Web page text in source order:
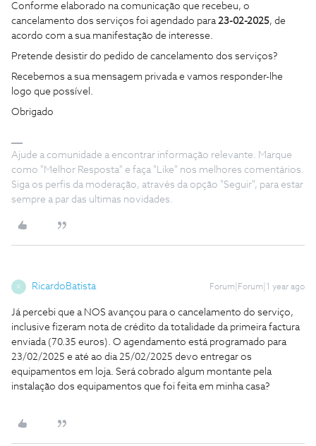
Conforme elaborado na comunicação que recebeu, o
cancelamento dos serviços foi agendado para23-02-2025, de
acordo com a sua manifestação de interesse.
Pretende desistir do pedido de cancelamento dos serviços?
Recebemos a sua mensagem privada e vamos responder-lhe
logo que possível.
Obrigado
Ajude a comunidade a encontrar informação relevante. Marque
como "Melhor Resposta" e faça "Like" nos melhores comentários.
Siga os perfis da moderação, através da opção "Seguir", para estar
sempre a par das ultimas novidades.
R RicardoBatista Forum|Forum|1 year ago
Já percebi que a NOS avançou para o cancelamento do serviço,
inclusive fizeram nota de crédito da totalidade da primeira factura
enviada (70.35 euros). O agendamento está programado para
23/02/2025 e até ao dia 25/02/2025 devo entregar os
equipamentos em loja. Será cobrado algum montante pela
instalação dos equipamentos que foi feita em minha casa?